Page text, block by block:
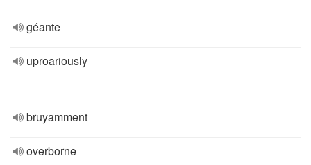
géante
uproariously
bruyamment
overborne